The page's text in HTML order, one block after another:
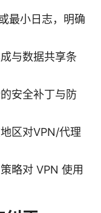
最小日志，明确
与数据共享条
安全补丁与防
区对VPN/代理
略对 VPN 使用